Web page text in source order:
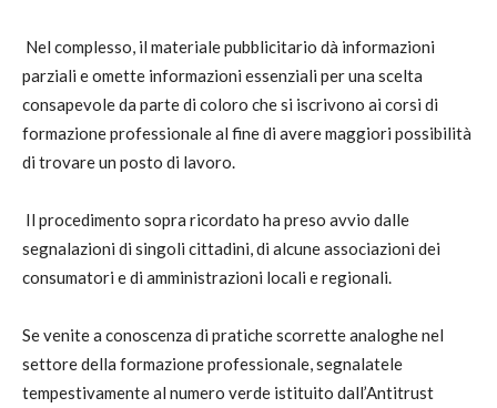
Nel complesso, il materiale pubblicitario dà informazioni
parziali e omette informazioni essenziali per una scelta
consapevole da parte di coloro che si iscrivono ai corsi di
formazione professionale al fine di avere maggiori possibilità
di trovare un posto di lavoro.
Il procedimento sopra ricordato ha preso avvio dalle
segnalazioni di singoli cittadini, di alcune associazioni dei
consumatori e di amministrazioni locali e regionali.
Se venite a conoscenza di pratiche scorrette analoghe nel
settore della formazione professionale, segnalatele
tempestivamente al numero verde istituito dall’Antitrust